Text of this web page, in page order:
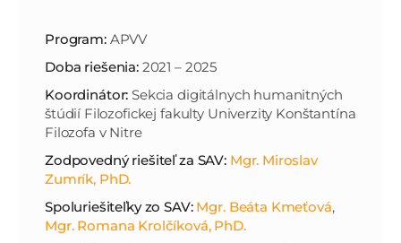
Program:APVV
Doba riešenia:2021 – 2025
Koordinátor: Sekcia digitálnych humanitných
štúdií Filozofickej fakulty Univerzity Konštantína
Filozofa v Nitre
Zodpovedný riešiteľ za SAV: Mgr. Miroslav
Zumrík, PhD.
Spoluriešiteľky zo SAV: Mgr. Beáta Kmeťová,
Mgr. Romana Krolčíková, PhD.